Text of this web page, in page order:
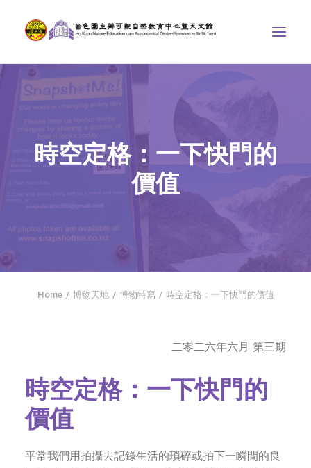
中心介紹
學界課程
天文館
比賽/專題計劃
聯絡我們
時空定格：一下快門的
價值
Home 博物天地 博物特寫 時空定格：一下快門的價值
二零二六年六月 第三期
時空定格：一下快門的
價值
平常我們用拍攝去記錄生活的瑣碎或拍下一瞬間的良